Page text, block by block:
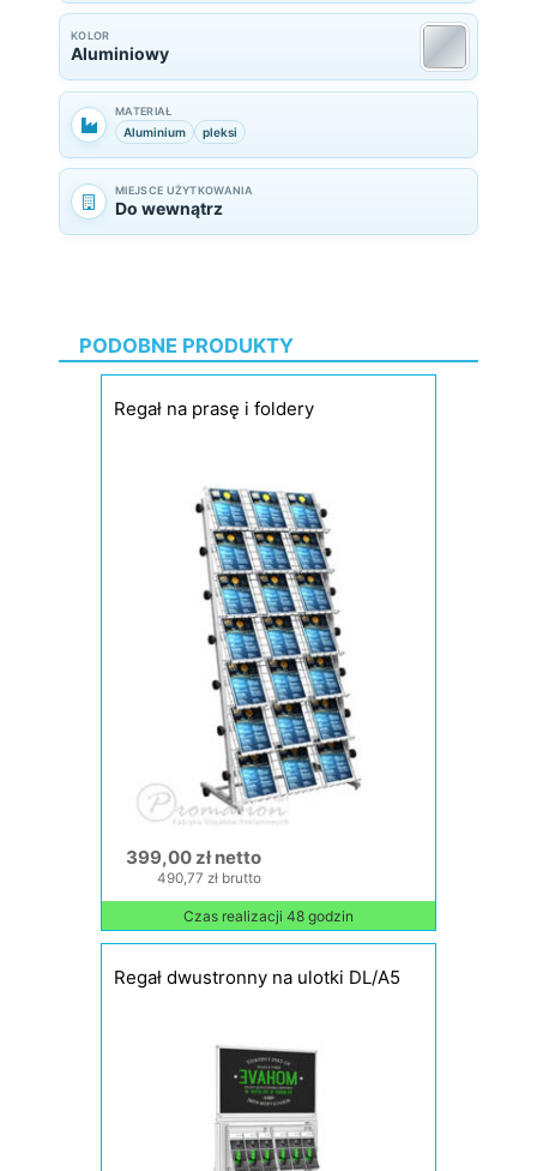
KOLOR
Aluminiowy
MATERIAŁ
Aluminium pleksi
MIEJSCE UŻYTKOWANIA
Do wewnątrz
PODOBNE PRODUKTY
Regał na prasę i foldery
399,00 zł netto
490,77 zł brutto
Czas realizacji 48 godzin
Regał dwustronny na ulotki DL/A5